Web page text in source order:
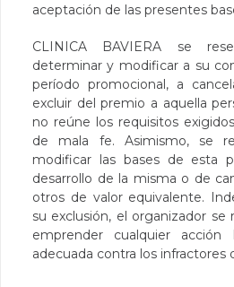
aceptación de las presentes
CLINICA BAVIERA se
determinar y modificar a su
período promocional, a
excluir del premio a aquella
no reúne los requisitos
de mala fe. Asimismo, se
modificar las bases de esta
desarrollo de la misma o de
otros de valor equivalente.
su exclusión, el organizador se
emprender cualquier acción
adecuada contra los infractores